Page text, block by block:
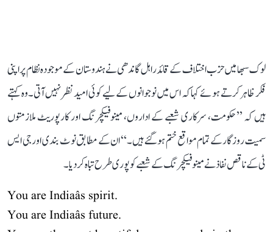
لوک سبھا میں حزب اختلاف کے قائد راہل گاندھی نے ہندوستان کے موجودہ نظام پر اپنی
فکر ظاہر کرتے ہوئے کہا کہ اس میں نوجوانوں کے لیے کوئی امید نظر نہیں آتی۔ وہ کہتے
ہیں کہ ’’حکومت، سرکاری شعبے کے اداروں، مینوفیکچرنگ اور کارپوریٹ ملازمتوں
سمیت روزگار کے تمام مواقع ختم ہو گئے ہیں۔‘‘ ان کے مطابق نوٹ بندی اور جی ایس
ٹی کے ناقص نفاذ نے مینوفیکچرنگ کے شعبے کو پوری طرح تباہ کر دیا۔
You are Indiaâs spirit.
You are Indiaâs future.